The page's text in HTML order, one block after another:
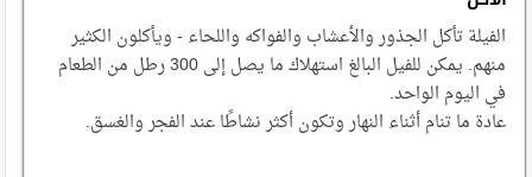
الفيلة تأكل الجذور والأعشاب والفواكه واللحاء - ويأكلون الكثير
منهم. يمكن للفيل البالغ استهلاك ما يصل إلى 300 رطل من الطعام
في اليوم الواحد.
عادة ما تنام أثناء النهار وتكون أكثر نشاطًا عند الفجر والغسق.